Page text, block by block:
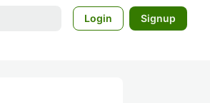
Login Signup